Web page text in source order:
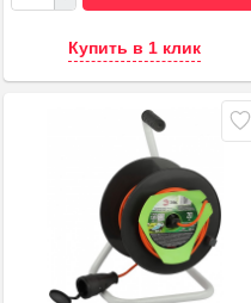
Купить в 1 клик